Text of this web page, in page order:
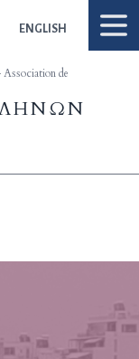
ENGLISH
de